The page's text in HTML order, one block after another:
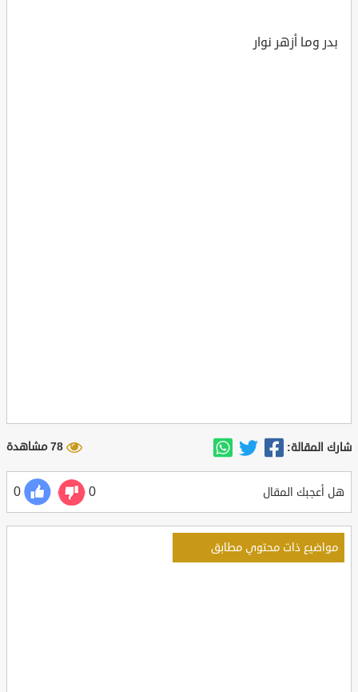
بدر وما أزهر نوار
شارك المقالة: 78 مشاهدة
هل أعجبك المقال 0
0
مواضيع ذات محتوي مطابق